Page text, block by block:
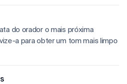
do orador o mais próxima
a para obter um tom mais limpo